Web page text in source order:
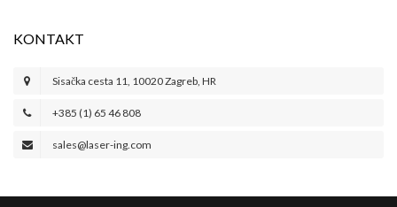
KONTAKT
Sisačka cesta 11, 10020 Zagreb, HR
+385 (1) 65 46 808
sales@laser-ing.com